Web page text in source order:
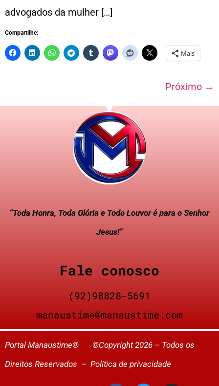
advogados da mulher […]
Compartilhe:
Mais
Próximo →
“Toda Honra, Toda Glória e Todo Louvor é para o Senhor
Jesus!”
Fale conosco
(92)98828-5691
manaustime@manaustime.com
Portal Manaustime® ©Copyright 2026 – Todos os
Direitos Reservados – Política de privacidade